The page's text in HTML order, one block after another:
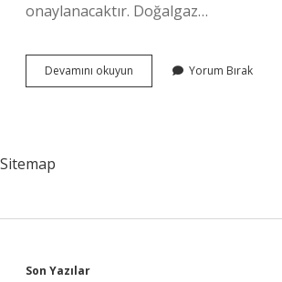
onaylanacaktır. Doğalgaz…
Devamını okuyun Doğalgaz
Proje
Yorum Bırak
Sitemap
Son Yazılar